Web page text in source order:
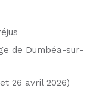
de Dumbéa-sur-
26 avril 2026)